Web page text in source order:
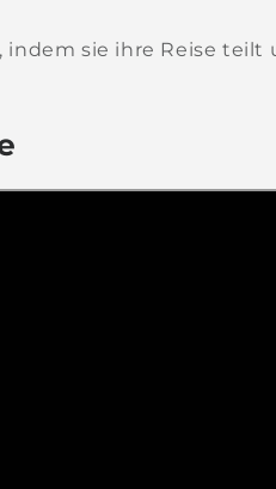
indem sie ihre Reise